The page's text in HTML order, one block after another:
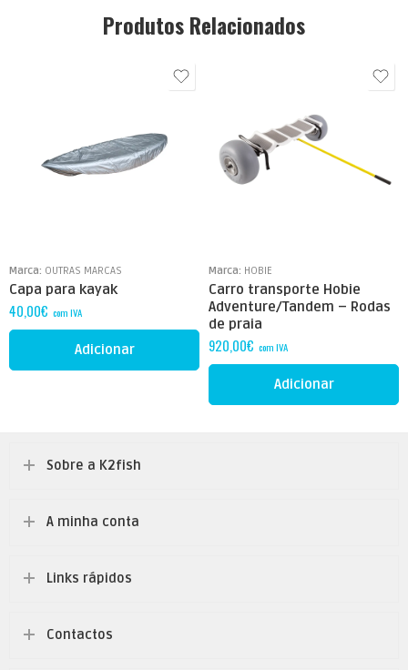
Produtos Relacionados
Marca: OUTRAS MARCAS
Capa para kayak
40,00€ com IVA
Adicionar
Marca: HOBIE
Carro transporte Hobie
Adventure/Tandem – Rodas
de praia
920,00€ com IVA
Adicionar
Sobre a K2fish
A minha conta
Links rápidos
Contactos